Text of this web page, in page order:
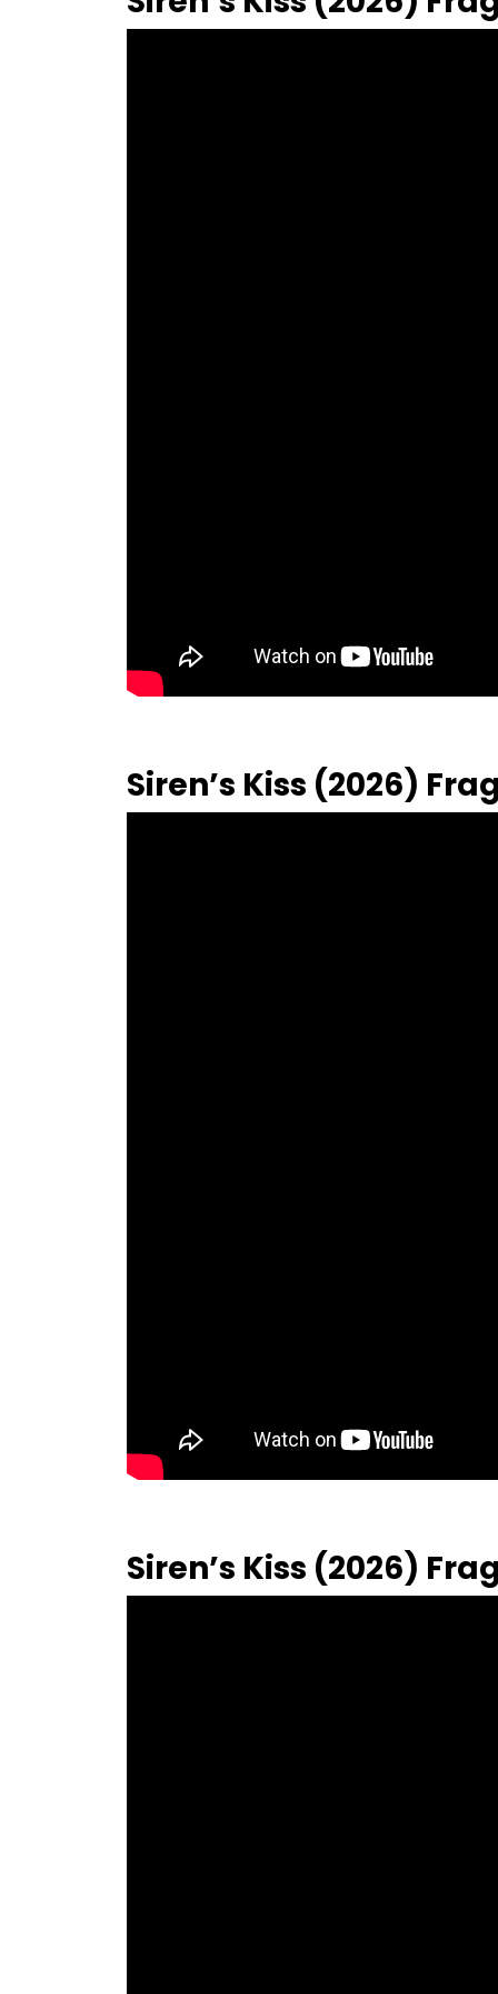
Siren’s Kiss (2026)
Siren’s Kiss (2026)